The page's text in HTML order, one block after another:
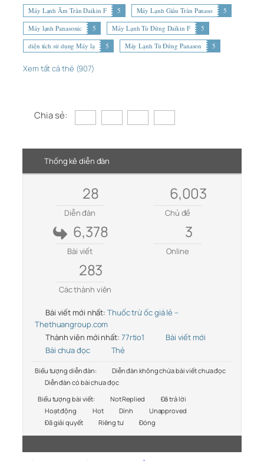
Máy Lạnh Âm Trần Daikin F
5 Máy Lạnh Giấu Trần Panaso
5
Máy lạnh Panasonic
5 Máy Lạnh Tủ Đứng Daikin F
5
diện tích sử dụng Máy lạ
5 Máy Lạnh Tủ Đứng Panason 5
Xem tất cả thẻ (907)
Chia sẻ:
Thống kê diễn đàn
28
Diễn đàn
6,003
Chủ đề
6,378
Bài viết
3
Online
283
Các thành viên
Bài viết mới nhất: Thuốc trừ ốc giá lẻ –
Thethuangroup.com
Thành viên mới nhất: 77rtio1
Bài viết mới
Bài chưa đọc
Thẻ
Biểu tượng diễn đàn:
Diễn đàn không chứa bài viết chưa đọc
Diễn đàn có bài chưa đọc
Biểu tượng bài viết:
Not Replied
Đã trả lời
Hoạt động
Hot Dính
Unapproved
Đã giải quyết
Riêng tư Đóng